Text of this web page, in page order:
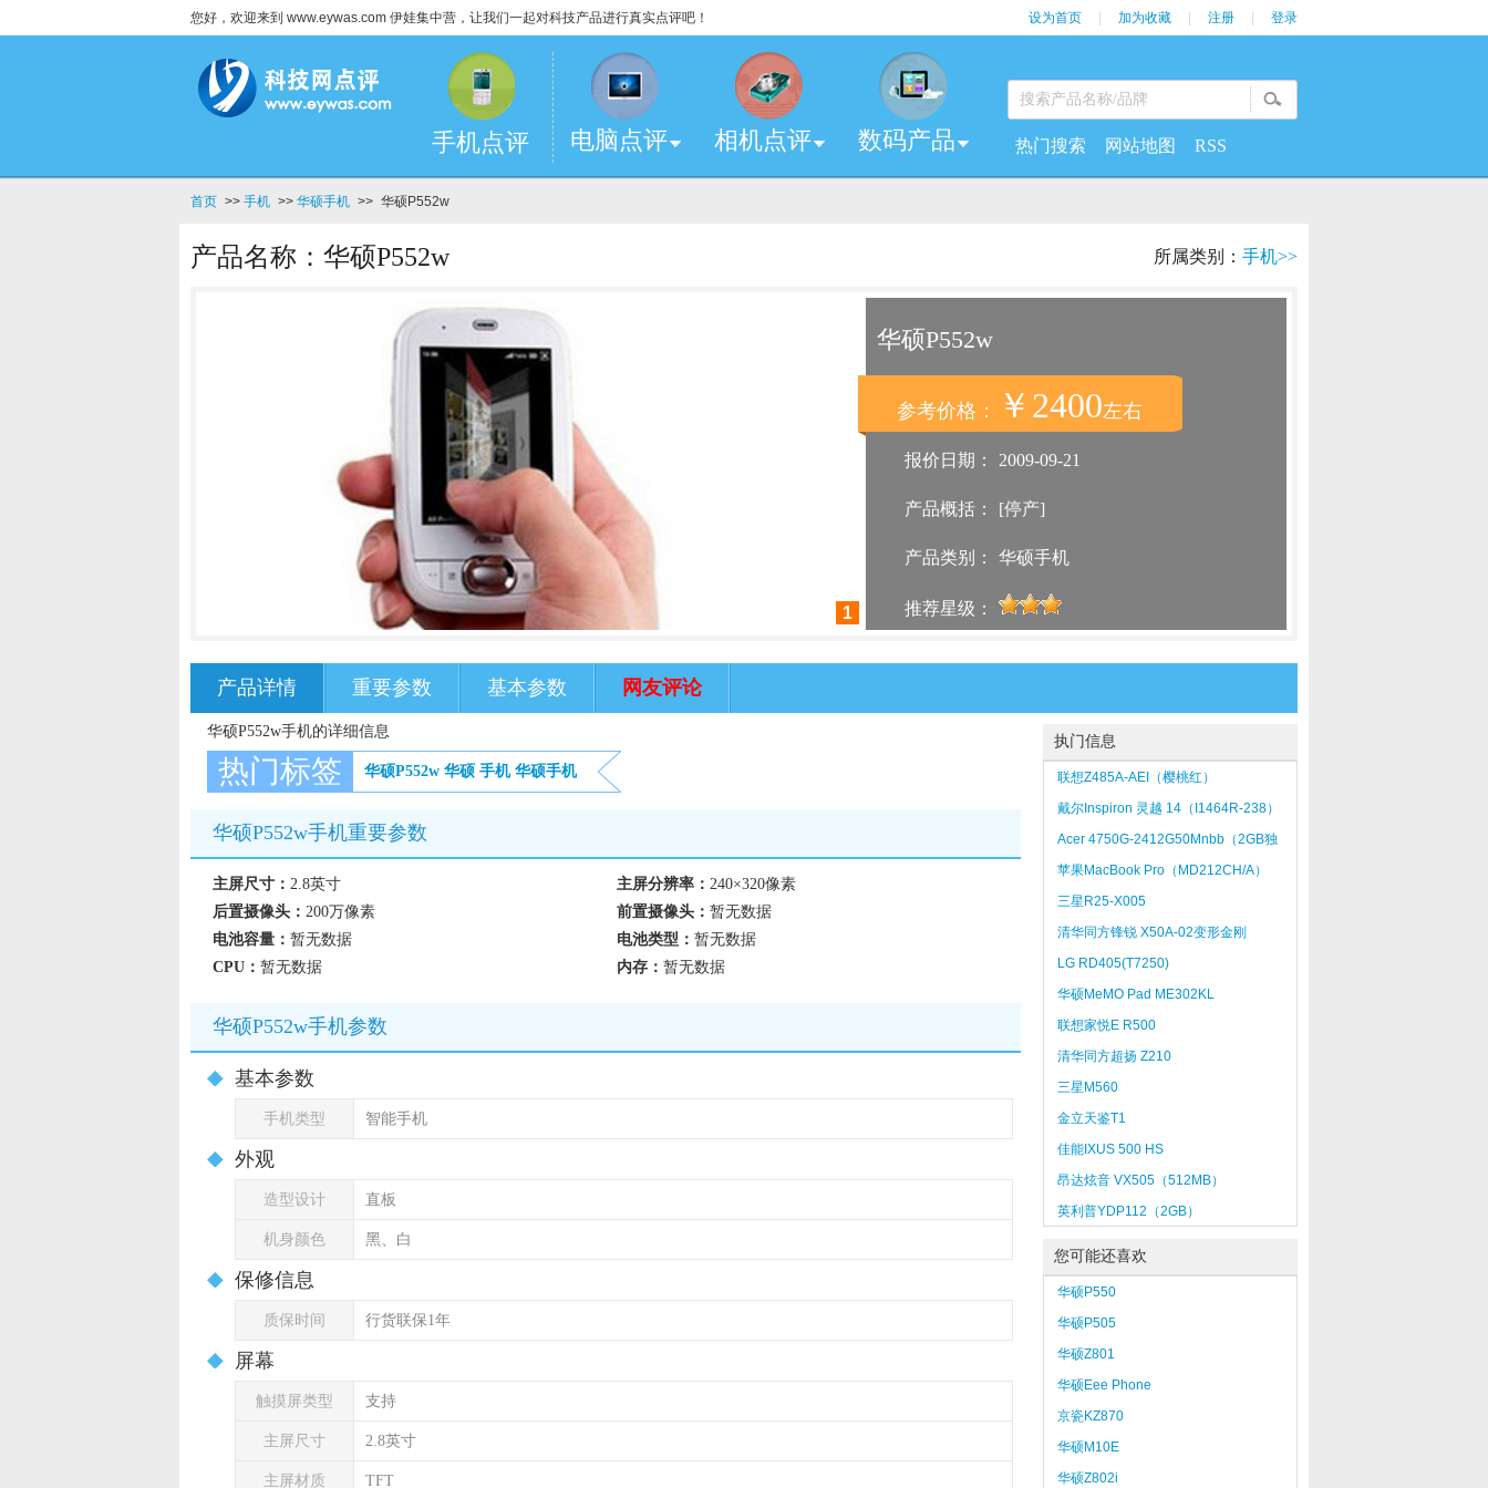
您好，欢迎来到 www.eywas.com 伊娃集中营，让我们一起对科技产品进行真实点评吧！ 设为首页 加为收藏 注册 登录
手机点评 电脑点评 相机点评 数码产品 热门搜索 网站地图 RSS
首页 >> 手机 >> 华硕手机 >> 华硕P552w
产品名称：华硕P552w 所属类别： 手机>>
1
华硕P552w
参考价格： ￥2400左右
报价日期： 2009-09-21
产品概括： [停产]
产品类别： 华硕手机
推荐星级：
产品详情 重要参数 基本参数 网友评论
华硕P552w手机的详细信息
热门标签 华硕P552w 华硕 手机 华硕手机
华硕P552w手机重要参数
主屏尺寸： 2.8英寸 主屏分辨率： 240×320像素
后置摄像头： 200万像素 前置摄像头： 暂无数据
电池容量： 暂无数据 电池类型： 暂无数据
CPU： 暂无数据 内存： 暂无数据
华硕P552w手机参数
基本参数
手机类型 智能手机
外观
造型设计 直板
机身颜色 黑、白
保修信息
质保时间 行货联保1年
屏幕
触摸屏类型 支持
主屏尺寸 2.8英寸
主屏材质 TFT
执门信息
联想Z485A-AEI（樱桃红）
戴尔Inspiron 灵越 14（I1464R-238）
Acer 4750G-2412G50Mnbb（2GB独
显）
苹果MacBook Pro（MD212CH/A）
三星R25-X005
清华同方锋锐 X50A-02变形金刚
LG RD405(T7250)
华硕MeMO Pad ME302KL
联想家悦E R500
清华同方超扬 Z210
三星M560
金立天鉴T1
佳能IXUS 500 HS
昂达炫音 VX505（512MB）
英利普YDP112（2GB）
您可能还喜欢
华硕P550
华硕P505
华硕Z801
华硕Eee Phone
京瓷KZ870
华硕M10E
华硕Z802i